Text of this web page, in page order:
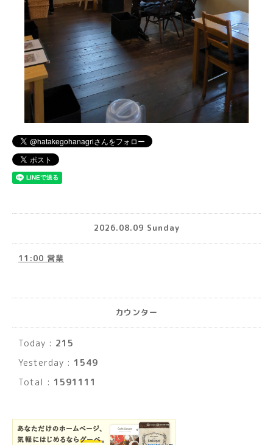
2026.08.09 Sunday
11:00 営業
カウンター
Today : 215
Yesterday : 1549
Total : 1591111